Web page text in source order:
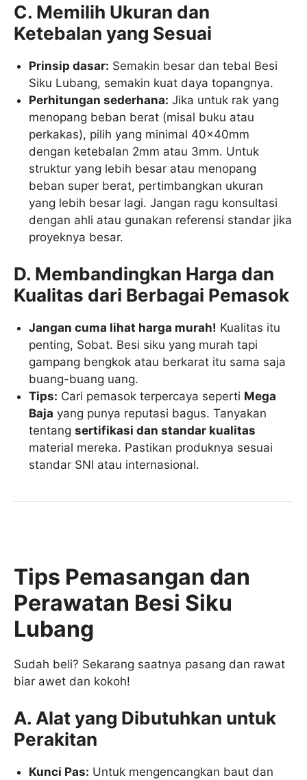
C. Memilih Ukuran dan
Ketebalan yang Sesuai
Prinsip dasar: Semakin besar dan tebal Besi
Siku Lubang, semakin kuat daya topangnya.
Perhitungan sederhana: Jika untuk rak yang
menopang beban berat (misal buku atau
perkakas), pilih yang minimal 40x40mm
dengan ketebalan 2mm atau 3mm. Untuk
struktur yang lebih besar atau menopang
beban super berat, pertimbangkan ukuran
yang lebih besar lagi. Jangan ragu konsultasi
dengan ahli atau gunakan referensi standar jika
proyeknya besar.
D. Membandingkan Harga dan
Kualitas dari Berbagai Pemasok
Jangan cuma lihat harga murah! Kualitas itu
penting, Sobat. Besi siku yang murah tapi
gampang bengkok atau berkarat itu sama saja
buang-buang uang.
Tips: Cari pemasok terpercaya seperti Mega
Baja yang punya reputasi bagus. Tanyakan
tentangsertifikasi dan standar kualitas
material mereka. Pastikan produknya sesuai
standar SNI atau internasional.
Tips Pemasangan dan
Perawatan Besi Siku
Lubang
Sudah beli? Sekarang saatnya pasang dan rawat
biar awet dan kokoh!
A. Alat yang Dibutuhkan untuk
Perakitan
Kunci Pas: Untuk mengencangkan baut dan